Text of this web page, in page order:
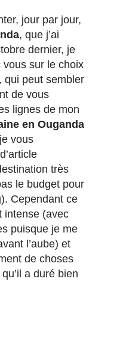
jour par jour,
, que j’ai
dernier, je
sur le choix
qui peut sembler
de vous
lignes de mon
en Ouganda
vous
très
le budget pour
Cependant ce
intense (avec
puisque je me
l’aube) et
de choses
a duré bien